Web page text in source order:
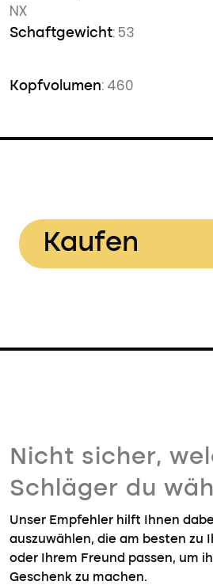
NX
Schaftgewicht: 53
Kopfvolumen: 460
Kaufen
Nicht sicher,
Schläger du
Unser Empfehler hilft Ihnen
auszuwählen, die am besten zu
oder Ihrem Freund passen, um
Geschenk zu machen.